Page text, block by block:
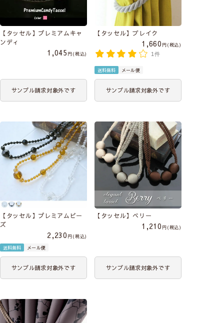
【タッセル】プレミアムキャ
ンディ
1,045 税込
サンプル請求対象外です
【タッセル】ブレイク
1,660
税込
1件
送料無料 メール便
サンプル請求対象外です
【タッセル】プレミアムビー
ズ
2,230
税込
送料無料
メール便
サンプル請求対象外です
【タッセル】ベリー
1,210 税込
サンプル請求対象外です